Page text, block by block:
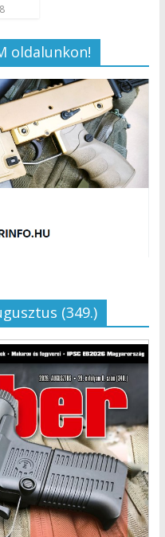
oldalunkon!
(349.)